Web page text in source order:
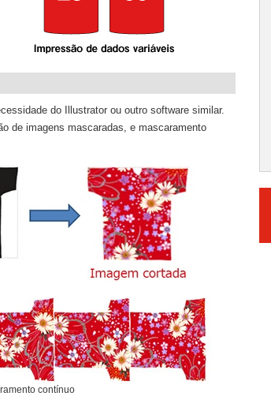
do Illustrator ou outro software similar.
de imagens mascaradas, e mascaramento
contínuo